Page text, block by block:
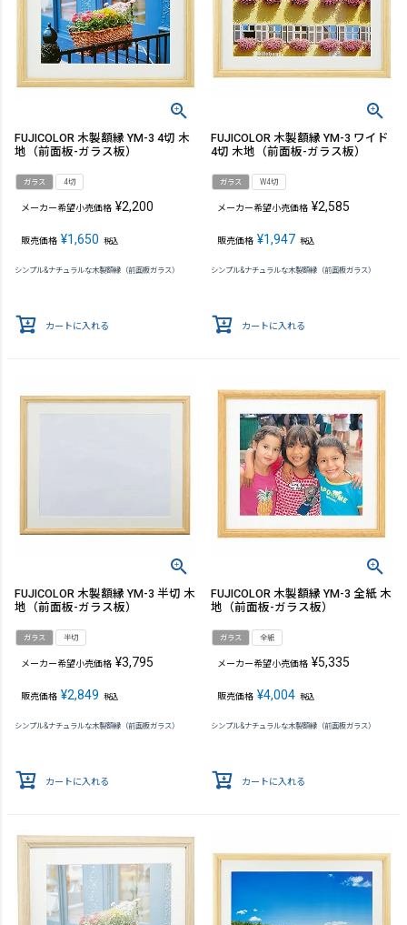
FUJICOLOR 木製額縁 YM-3 4切 木
地（前面板-ガラス板）
ガラス 4切
メーカー希望小売価格 ¥2,200
販売価格 ¥1,650 税込
シンプル&ナチュラルな木製額縁（前面板ガラス）
カートに入れる
FUJICOLOR 木製額縁 YM-3 ワイド
4切 木地（前面板-ガラス板）
ガラス W4切
メーカー希望小売価格 ¥2,585
販売価格 ¥1,947 税込
シンプル&ナチュラルな木製額縁（前面板ガラス）
カートに入れる
FUJICOLOR 木製額縁 YM-3 半切 木
地（前面板-ガラス板）
ガラス 半切
メーカー希望小売価格 ¥3,795
販売価格 ¥2,849 税込
シンプル&ナチュラルな木製額縁（前面板ガラス）
カートに入れる
FUJICOLOR 木製額縁 YM-3 全紙 木
地（前面板-ガラス板）
ガラス 全紙
メーカー希望小売価格 ¥5,335
販売価格 ¥4,004 税込
シンプル&ナチュラルな木製額縁（前面板ガラス）
カートに入れる